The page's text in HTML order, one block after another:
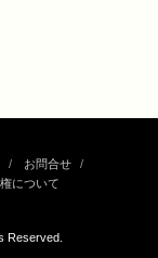
お問合せ
について
Reserved.